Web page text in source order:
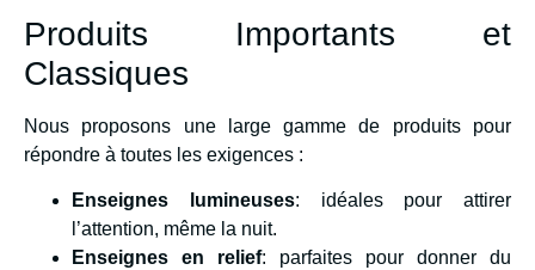
Produits Importants et
Classiques
Nous proposons une large gamme de produits pour
répondre à toutes les exigences :
Enseignes lumineuses: idéales pour attirer
l’attention, même la nuit.
Enseignes en relief: parfaites pour donner du